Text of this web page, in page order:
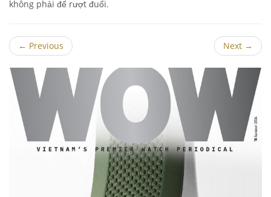
không phải để rượt đuổi.
← Previous Next →